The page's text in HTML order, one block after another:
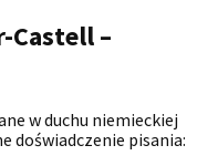
Castell –
w duchu niemieckiej
doświadczenie pisania: